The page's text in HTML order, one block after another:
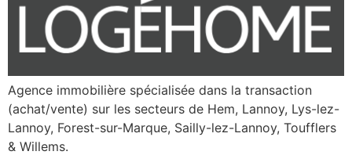
Agence immobilière spécialisée dans la transaction
(achat/vente) sur les secteurs de Hem, Lannoy, Lys-lez-
Lannoy, Forest-sur-Marque, Sailly-lez-Lannoy, Toufflers
& Willems.